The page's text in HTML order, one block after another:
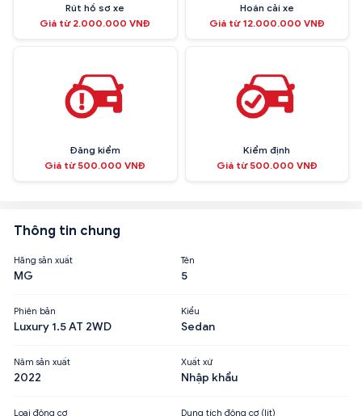
Rút hồ sơ xe
Giá từ 2.000.000 VNĐ
Hoán cải xe
Giá từ 12.000.000 VNĐ
Đăng kiểm
Giá từ 500.000 VNĐ
Kiểm định
Giá từ 500.000 VNĐ
Thông tin chung
Hãng sản xuất
MG
Tên
5
Phiên bản
Luxury 1.5 AT 2WD
Kiểu
Sedan
Năm sản xuất
2022
Xuất xứ
Nhập khẩu
Loại động cơ Dung tích động cơ (lít)